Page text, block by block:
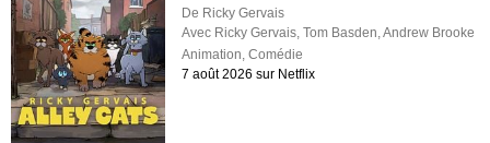
De Ricky Gervais
Avec Ricky Gervais ,Tom Basden ,Andrew Brooke
Animation ,Comédie
7 août 2026 sur Netflix